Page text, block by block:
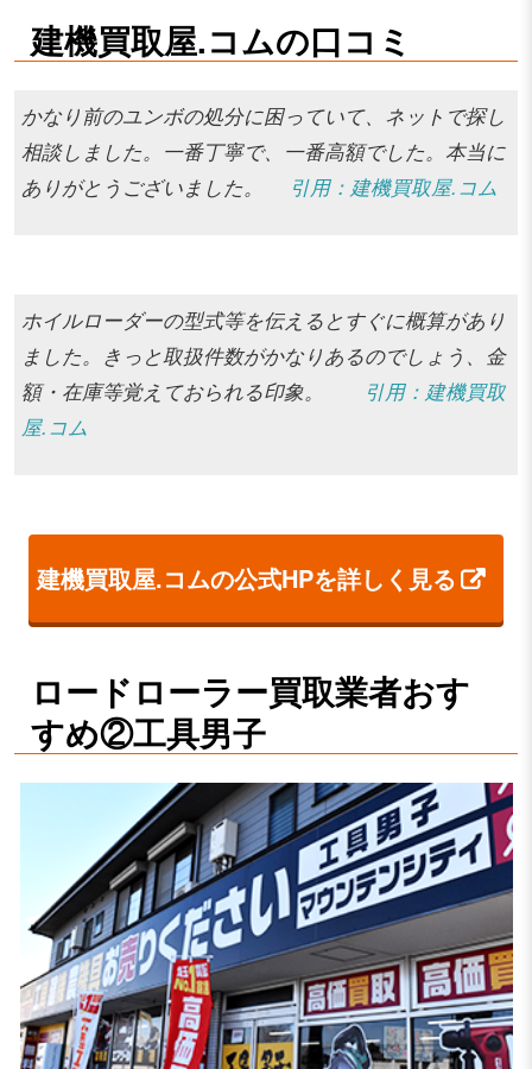
建機買取屋.コムの口コミ
かなり前のユンボの処分に困っていて、ネットで探し
相談しました。一番丁寧で、一番高額でした。本当に
ありがとうございました。
引用：建機買取屋.コム
ホイルローダーの型式等を伝えるとすぐに概算があり
ました。きっと取扱件数がかなりあるのでしょう、金
額・在庫等覚えておられる印象。
引用：建機買取
屋.コム
建機買取屋.コムの公式HPを詳しく見る
ロードローラー買取業者おす
すめ②工具男子